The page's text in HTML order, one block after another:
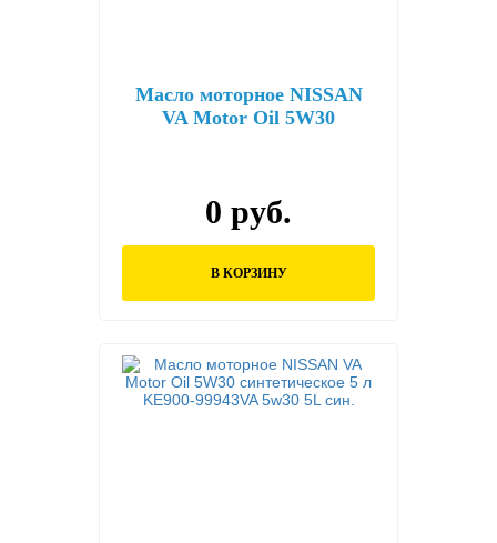
Масло моторное NISSAN
VA Motor Oil 5W30
0 руб.
В КОРЗИНУ